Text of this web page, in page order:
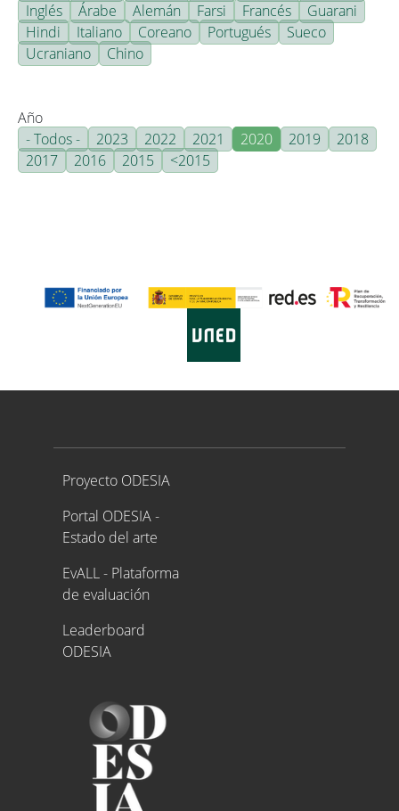
Inglés
Árabe Alemán Farsi Francés
Guarani
Hindi
Italiano Coreano Portugués
Sueco
Ucraniano
Chino
Año
- Todos -
2023 2022 2021 2020 2019
2018
2017
2016 2015 <2015
Proyecto ODESIA
Proyecto ODESIA
Portal ODESIA -
Estado del arte
EvALL - Plataforma
de evaluación
Leaderboard
ODESIA